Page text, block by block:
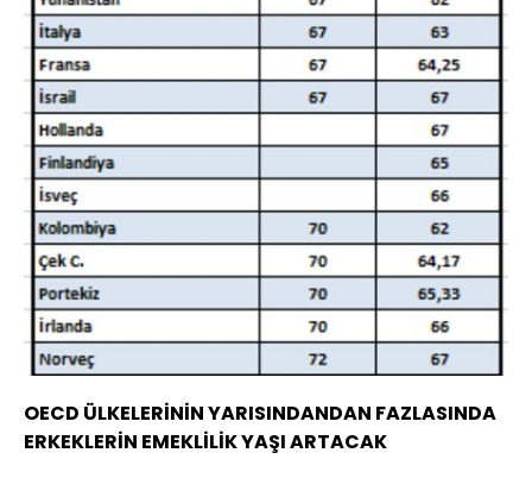
OECD ÜLKELERİNİN YARISINDANDAN FAZLASINDA
ERKEKLERİN EMEKLİLİK YAŞI ARTACAK